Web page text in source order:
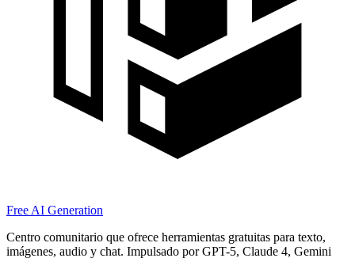
Free AI Generation
Centro comunitario que ofrece herramientas gratuitas para texto,
imágenes, audio y chat. Impulsado por GPT-5, Claude 4, Gemini